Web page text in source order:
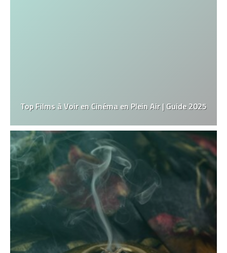
Top Films à Voir en Cinéma en Plein Air | Guide 2025